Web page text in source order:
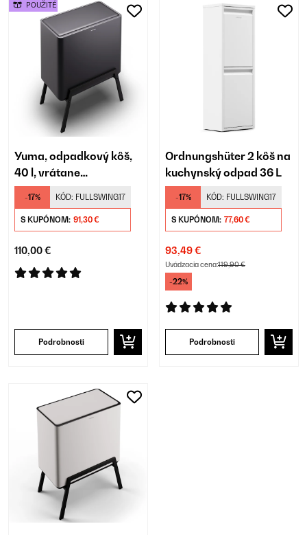
Yuma, odpadkový kôš,
40 l, vrátane
kompostéra
-17% KÓD: FULLSWING17
S KUPÓNOM: 91,30 €
110,00 €
Podrobnosti
POUŽITÉ
Ordnungshüter 2 kôš na
kuchynský odpad 36 L
-17% KÓD: FULLSWING17
S KUPÓNOM: 77,60 €
93,49 €
Uvádzacia cena:119,90 €
-22%
Podrobnosti